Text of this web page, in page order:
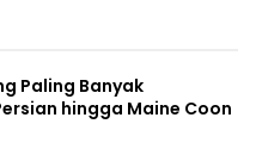
Paling Banyak
hingga Maine Coon